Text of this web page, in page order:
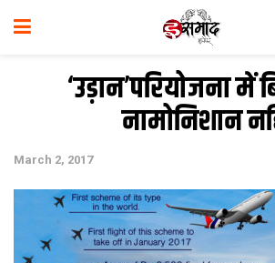
‘उड़ान’परियोजना में
नामोनिशान
March 2, 2017